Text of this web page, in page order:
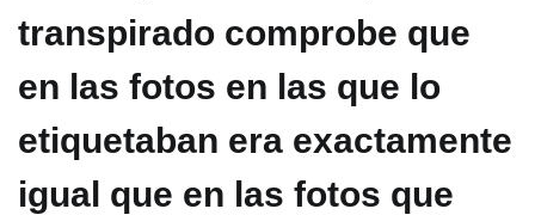
transpirado comprobe que
en las fotos en las que lo
etiquetaban era exactamente
igual que en las fotos que